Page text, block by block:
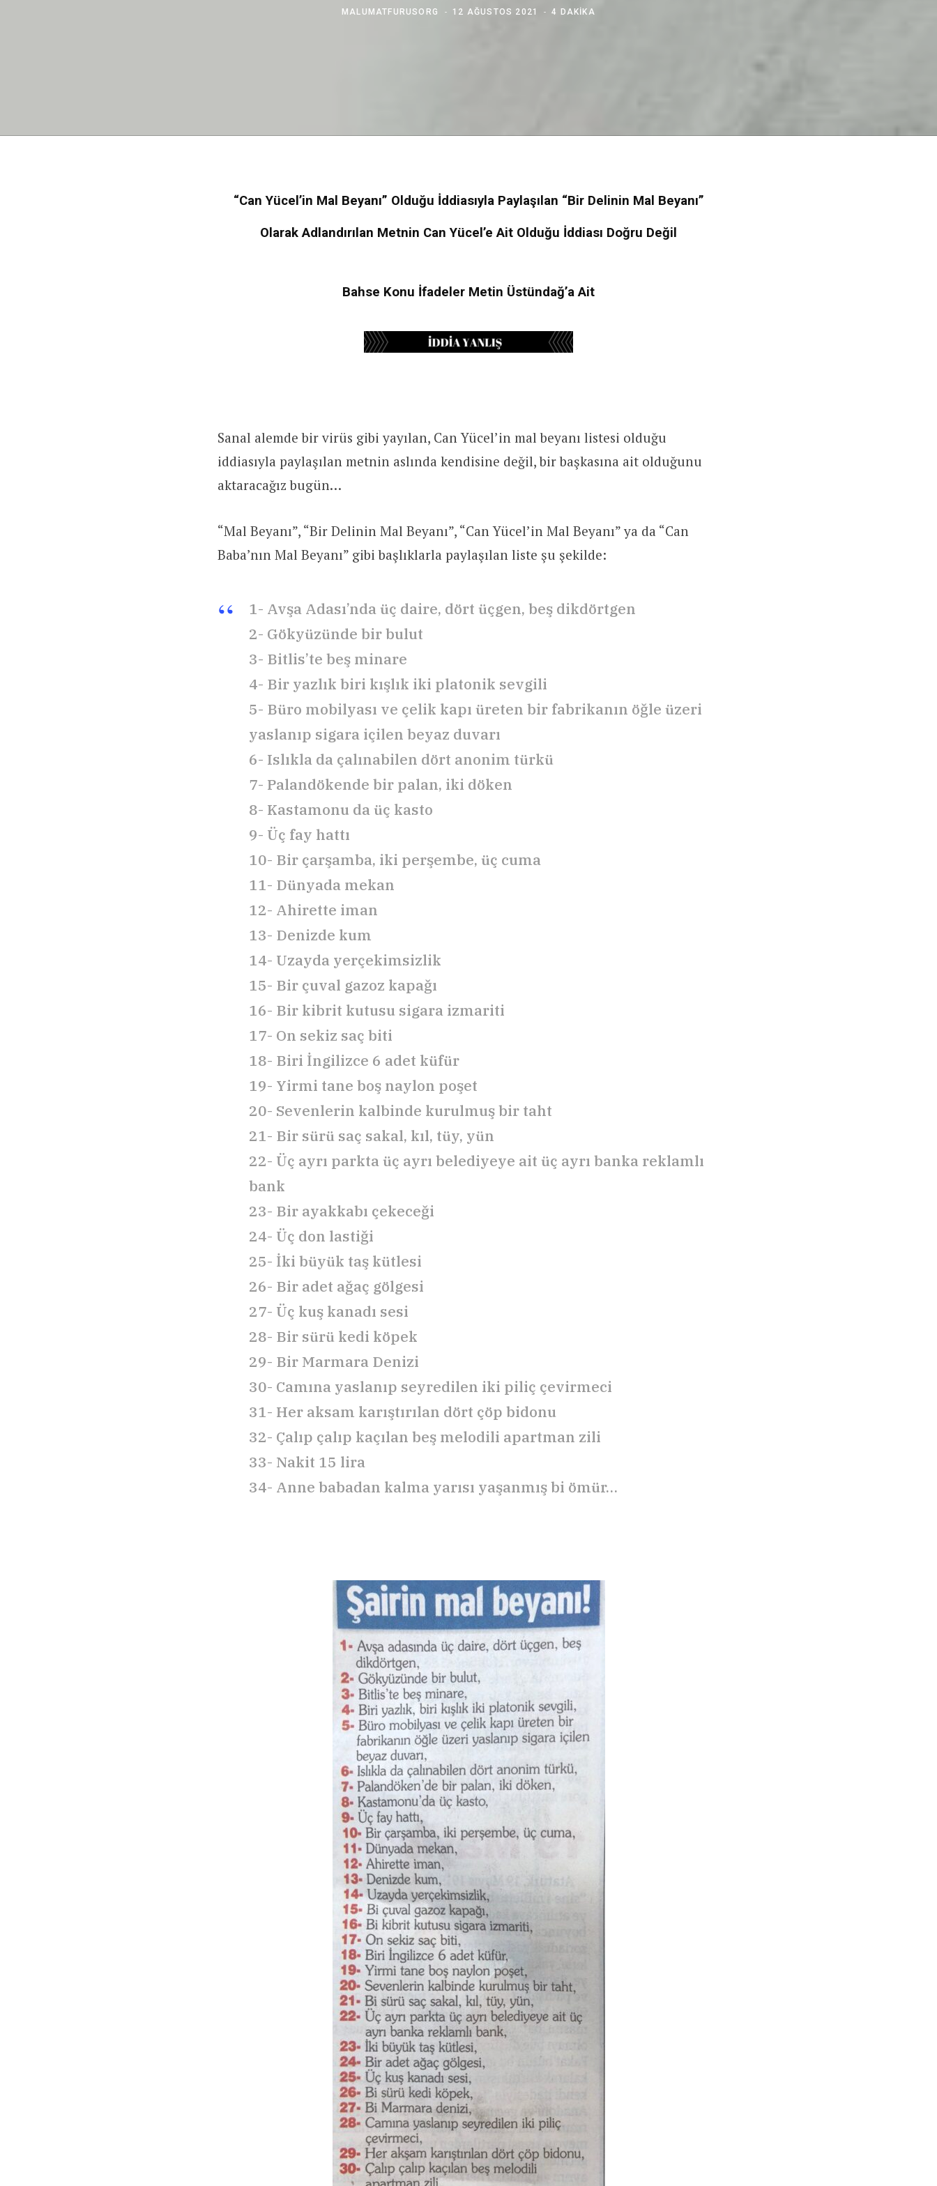
MALUMATFURUSORG 12 AĞUSTOS 2021 4 DAKIKA
“Can Yücel’in Mal Beyanı” Olduğu İddiasıyla Paylaşılan “Bir Delinin Mal Beyanı”
Olarak Adlandırılan Metnin Can Yücel’e Ait Olduğu İddiası Doğru Değil
Bahse Konu İfadeler Metin Üstündağ’a Ait
Sanal alemde bir virüs gibi yayılan, Can Yücel’in mal beyanı listesi olduğu
iddiasıyla paylaşılan metnin aslında kendisine değil, bir başkasına ait olduğunu
aktaracağız bugün…
“Mal Beyanı”, “Bir Delinin Mal Beyanı”, “Can Yücel’in Mal Beyanı” ya da “Can
Baba’nın Mal Beyanı” gibi başlıklarla paylaşılan liste şu şekilde:
1- Avşa Adası’nda üç daire, dört üçgen, beş dikdörtgen
2- Gökyüzünde bir bulut
3- Bitlis’te beş minare
4- Bir yazlık biri kışlık iki platonik sevgili
5- Büro mobilyası ve çelik kapı üreten bir fabrikanın öğle üzeri
yaslanıp sigara içilen beyaz duvarı
6- Islıkla da çalınabilen dört anonim türkü
7- Palandökende bir palan, iki döken
8- Kastamonu da üç kasto
9- Üç fay hattı
10- Bir çarşamba, iki perşembe, üç cuma
11- Dünyada mekan
12- Ahirette iman
13- Denizde kum
14- Uzayda yerçekimsizlik
15- Bir çuval gazoz kapağı
16- Bir kibrit kutusu sigara izmariti
17- On sekiz saç biti
18- Biri İngilizce 6 adet küfür
19- Yirmi tane boş naylon poşet
20- Sevenlerin kalbinde kurulmuş bir taht
21- Bir sürü saç sakal, kıl, tüy, yün
22- Üç ayrı parkta üç ayrı belediyeye ait üç ayrı banka reklamlı
bank
23- Bir ayakkabı çekeceği
24- Üç don lastiği
25- İki büyük taş kütlesi
26- Bir adet ağaç gölgesi
27- Üç kuş kanadı sesi
28- Bir sürü kedi köpek
29- Bir Marmara Denizi
30- Camına yaslanıp seyredilen iki piliç çevirmeci
31- Her aksam karıştırılan dört çöp bidonu
32- Çalıp çalıp kaçılan beş melodili apartman zili
33- Nakit 15 lira
34- Anne babadan kalma yarısı yaşanmış bi ömür…